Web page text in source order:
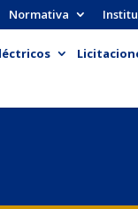
Normativa